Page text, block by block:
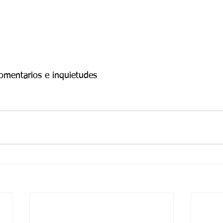
e inquietudes